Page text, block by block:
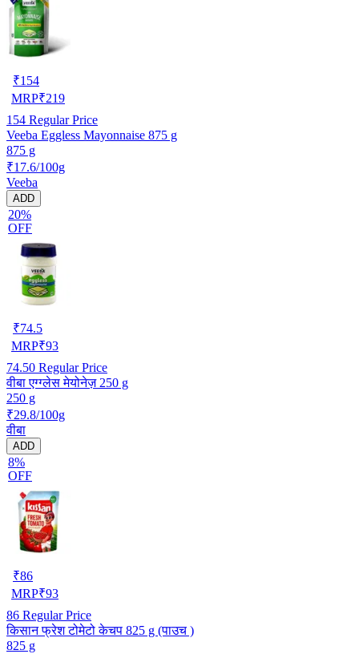
₹154
MRP₹219
154 Regular Price
Veeba Eggless Mayonnaise 875 g
875 g
₹17.6/100g
Veeba
ADD
20%
OFF
₹74.5
MRP₹93
74.50 Regular Price
वीबा एग्ग्लेस मेयोनेज़ 250 g
250 g
₹29.8/100g
वीबा
ADD
8%
OFF
₹86
MRP₹93
86 Regular Price
किसान फ्रेश टोमेटो केचप 825 g (पाउच )
825 g